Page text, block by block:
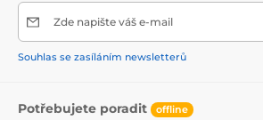
Zde napište váš e-mail
Souhlas se zasíláním newsletterů
Potřebujete poradit offline